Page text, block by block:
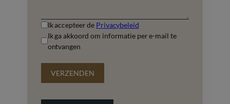
Ik accepteer de Privacybeleid
Ik ga akkoord om informatie per e-mail te
ontvangen
VERZENDEN